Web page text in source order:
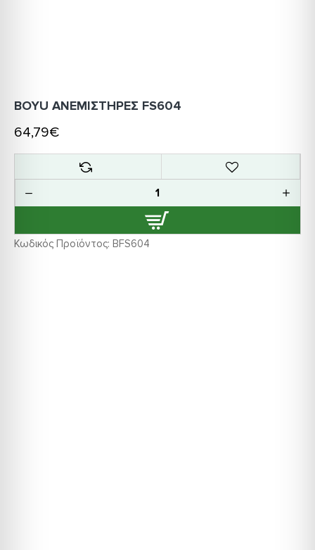
Κωδικός Προϊόντος: BFS604
BOYU ΑΝΕΜΙΣΤΗΡΕΣ FS604
64,79€